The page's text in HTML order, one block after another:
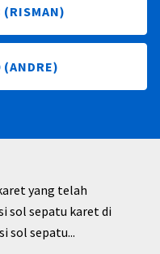
(RISMAN)
(ANDRE)
yang telah
sol sepatu karet di
sol sepatu...